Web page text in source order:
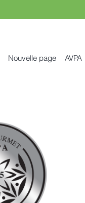
Nouvelle page AVPA